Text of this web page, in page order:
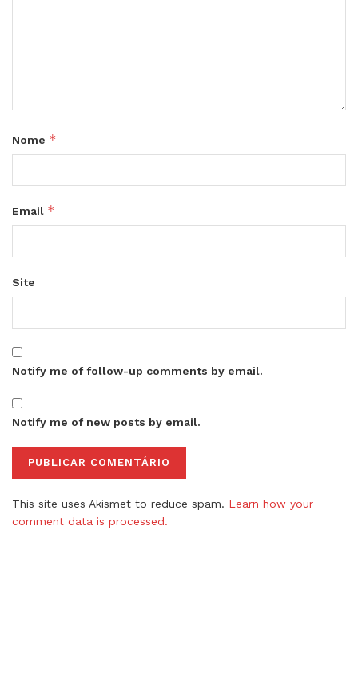
Nome *
Email *
Site
Notify me of follow-up comments by email.
Notify me of new posts by email.
This site uses Akismet to reduce spam. Learn how your
comment data is processed.